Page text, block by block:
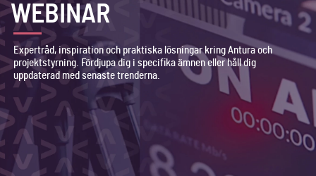
WEBINAR
Expertråd, inspiration och praktiska lösningar kring Antura och
projektstyrning. Fördjupa dig i specifika ämnen eller håll dig
uppdaterad med senaste trenderna.